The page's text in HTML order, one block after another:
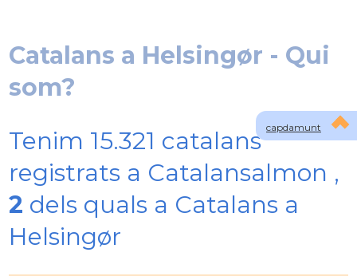
capdamunt
Catalans a Helsingør - Qui
som?
Tenim 15.321 catalans
registrats a Catalansalmon ,
2 dels quals a Catalans a
Helsingør